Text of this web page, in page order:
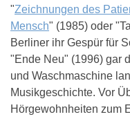
"Zeichnungen des
Mensch" (1985) oder
Berliner ihr Gespür für
"Ende Neu" (1996) gar
und Waschmaschine
Musikgeschichte. Vor
Hörgewohnheiten zum